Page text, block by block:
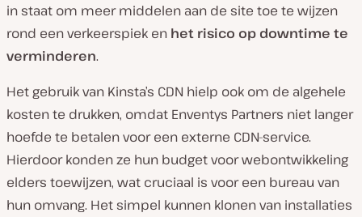
in staat om meer middelen aan de site toe te wijzen
rond een verkeerspiek en het risico op downtime te
verminderen.
Het gebruik van Kinsta’s CDN hielp ook om de algehele
kosten te drukken, omdat Enventys Partners niet langer
hoefde te betalen voor een externe CDN-service.
Hierdoor konden ze hun budget voor webontwikkeling
elders toewijzen, wat cruciaal is voor een bureau van
hun omvang. Het simpel kunnen klonen van installaties